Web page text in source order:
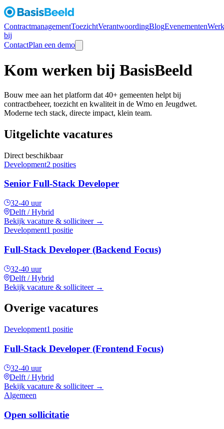
ContractmanagementToezichtVerantwoordingBlogEvenementen
bij
ContactPlan een demo
Kom werken bij BasisBeeld
Bouw mee aan het platform dat 40+ gemeenten helpt bij
contractbeheer, toezicht en kwaliteit in de Wmo en Jeugdwet.
Moderne tech stack, directe impact, klein team.
Uitgelichte vacatures
Direct beschikbaar
Development2 posities
Senior Full-Stack Developer
32-40 uur
Delft / Hybrid
Bekijk vacature & solliciteer→
Development1 positie
Full-Stack Developer (Backend Focus)
32-40 uur
Delft / Hybrid
Bekijk vacature & solliciteer→
Overige vacatures
Development1 positie
Full-Stack Developer (Frontend Focus)
32-40 uur
Delft / Hybrid
Bekijk vacature & solliciteer→
Algemeen
Open sollicitatie